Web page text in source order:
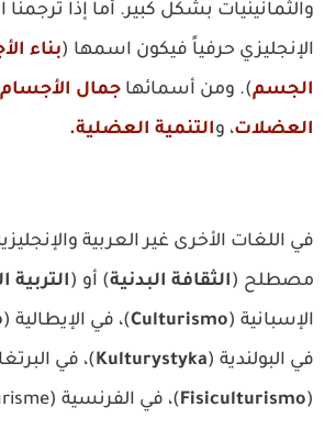
والثمانينيات بشكل كبير. أما إذا
الإنجليزي حرفياً فيكون اسمها (بناء
الجسم). ومن أسمائها جمال الأجسام
العضلات، والتنمية العضلية.
في اللغات الأخرى غير العربية
مصطلح (الثقافة البدنية) أو (التربية
الإسبانية (Culturismo)، في الإيطالية (
في البولندية (Kulturystyka)، في
(
Fisiculturismo